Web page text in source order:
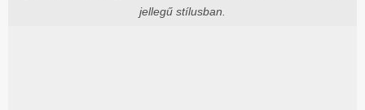
jellegű stílusban.